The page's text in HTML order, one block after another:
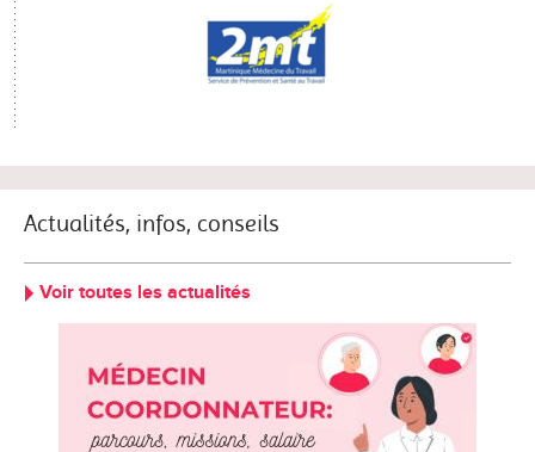
Actualités, infos, conseils
Voir toutes les actualités